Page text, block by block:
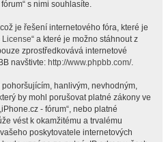
s nimi souhlasíte.
je řešení internetového fóra, které je
“ a které je možno stáhnout z
zprostředkovává internetové
navštivte: http://www.phpbb.com/.
hanlivým, nevhodným,
by mohl porušovat platné zákony ve
- fórum“, nebo platné
vést k okamžitému a trvalému
poskytovatele internetových